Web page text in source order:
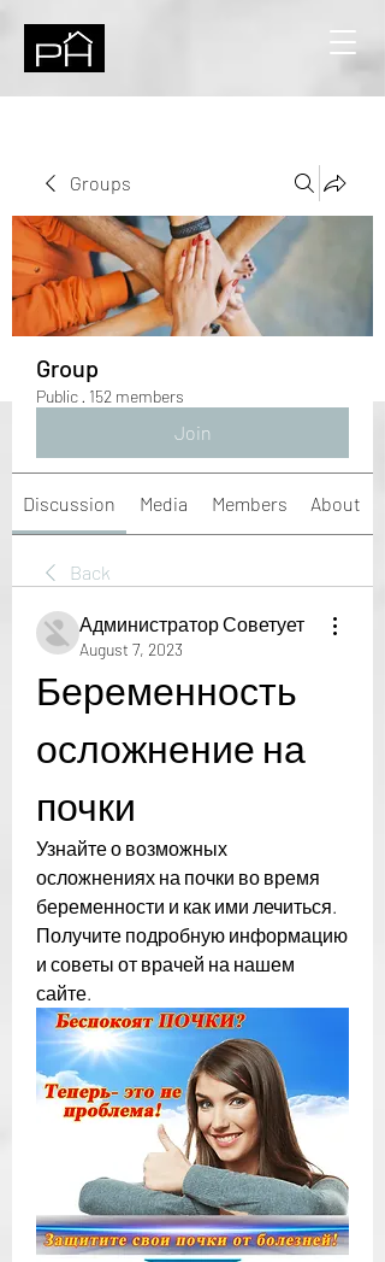
Groups
Group
Public · 152 members
Join
Discussion Media Members About
Back
Администратор Советует
August 7, 2023
Беременность
осложнение на
почки
Узнайте о возможных
осложнениях на почки во время
беременности и как ими лечиться.
Получите подробную информацию
и советы от врачей на нашем
сайте.